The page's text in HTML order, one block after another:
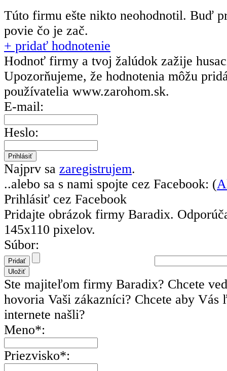
Túto firmu ešte nikto neohodnotil. Buď
povie čo je zač.
+ pridať hodnotenie
Hodnoť firmy a tvoj žalúdok zažije
Upozorňujeme, že hodnotenia môžu
používatelia www.zarohom.sk.
E-mail:
Heslo:
Najprv sa zaregistrujem.
..alebo sa s nami spojte cez Facebook: (
Prihlásiť cez Facebook
Pridajte obrázok firmy Baradix.
145x110 pixelov.
Súbor:
Ste majiteľom firmy Baradix? Chcete
hovoria Vaši zákazníci? Chcete aby Vás
internete našli?
Meno*:
Priezvisko*: